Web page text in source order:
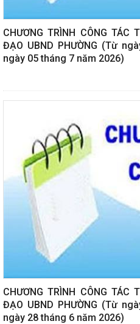
CHƯƠNG TRÌNH CÔNG TÁC
ĐẠO UBND PHƯỜNG (Từ
ngày 05 tháng 7 năm 2026)
CHƯƠNG TRÌNH CÔNG TÁC
ĐẠO UBND PHƯỜNG (Từ
ngày 28 tháng 6 năm 2026)